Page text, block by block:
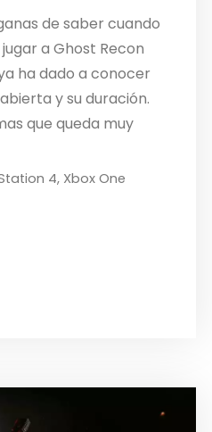
de saber cuando
a Ghost Recon
ha dado a conocer
y su duración.
que queda muy
llegará el
apunta a ser uno de
4, Xbox One